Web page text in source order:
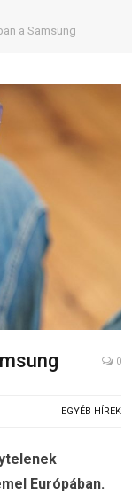
a Samsung
0
EGYÉB HÍREK
Európában.